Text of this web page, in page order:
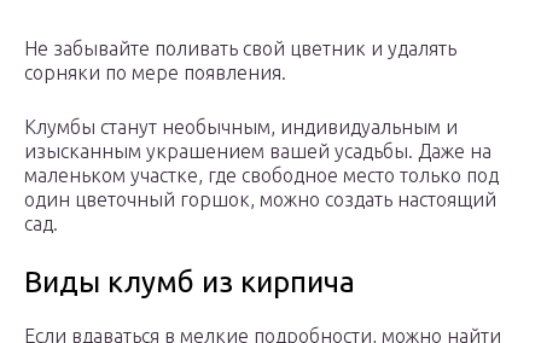
Не забывайте поливать свой цветник и удалять
сорняки по мере появления.
Клумбы станут необычным, индивидуальным и
изысканным украшением вашей усадьбы. Даже на
маленьком участке, где свободное место только под
один цветочный горшок, можно создать настоящий
сад.
Виды клумб из кирпича
Если вдаваться в мелкие подробности, можно найти